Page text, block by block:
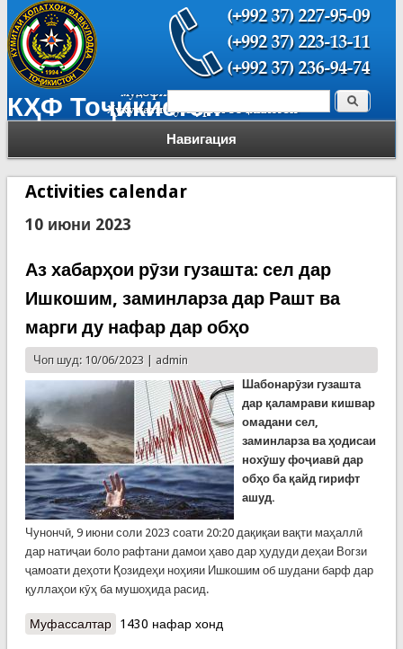
КҲФ Тоҷикистон
Навигация
Форма поиска Поиск
Activities calendar
10 июни 2023
Аз хабарҳои рӯзи гузашта: сел дар
Ишкошим, заминларза дар Рашт ва
марги ду нафар дар обҳо
Чоп шуд: 10/06/2023 | admin
Шабонарӯзи гузашта
дар қаламрави кишвар
омадани сел,
заминларза ва ҳодисаи
нохӯшу фоҷиавӣ дар
обҳо ба қайд гирифт
ашуд.
Чунончӣ, 9 июни соли 2023 соати 20:20 дақиқаи вақти маҳаллӣ
дар натиҷаи боло рафтани дамои ҳаво дар ҳудуди деҳаи Вогзи
ҷамоати деҳоти Қозидеҳи ноҳияи Ишкошим об шудани барф дар
қуллаҳои кӯҳ ба мушоҳида расид.
Муфассалтаро Аз хабарҳои рӯзи гузашта: сел дар Ишкошим,
1430 нафар хонд